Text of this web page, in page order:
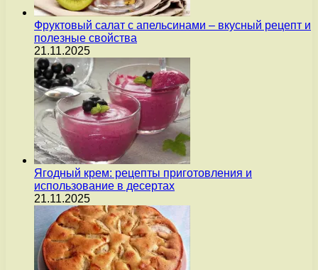
Фруктовый салат с апельсинами – вкусный рецепт и
полезные свойства
21.11.2025
Ягодный крем: рецепты приготовления и
использование в десертах
21.11.2025